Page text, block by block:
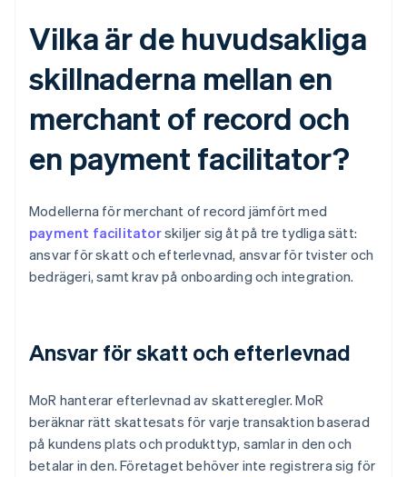
Vilka är de huvudsakliga
skillnaderna mellan en
merchant of record och
en payment facilitator?
Modellerna för merchant of record jämfört med
payment facilitatorskiljer sig åt på tre tydliga sätt:
ansvar för skatt och efterlevnad, ansvar för tvister och
bedrägeri, samt krav på onboarding och integration.
Ansvar för skatt och efterlevnad
MoR hanterar efterlevnad av skatteregler. MoR
beräknar rätt skattesats för varje transaktion baserad
på kundens plats och produkttyp, samlar in den och
betalar in den. Företaget behöver inte registrera sig för